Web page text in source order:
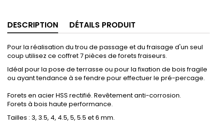
DESCRIPTION DÉTAILS PRODUIT
Pour la réalisation du trou de passage et du fraisage d'un seul
coup utilisez ce coffret 7 pièces de forets fraiseurs.
Idéal pour la pose de terrasse ou pour la fixation de bois fragile
ou ayant tendance à se fendre pour effectuer le pré-percage.
Forets en acier HSS rectifié. Revêtement anti-corrosion.
Forets à bois haute performance.
Tailles : 3, 3.5, 4, 4.5, 5, 5.5 et 6 mm.